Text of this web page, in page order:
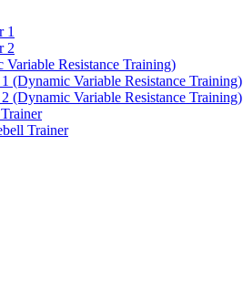
1
2
Resistance Training)
Variable Resistance Training)
Variable Resistance Training)
Trainer